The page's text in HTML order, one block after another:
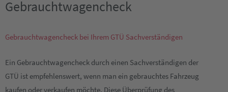
Gebrauchtwagencheck
Gebrauchtwagencheck bei Ihrem GTÜ Sachverständigen
Ein Gebrauchtwagencheck durch einen Sachverständigen der
GTÜ ist empfehlenswert, wenn man ein gebrauchtes Fahrzeug
kaufen oder verkaufen möchte. Diese Überprüfung des